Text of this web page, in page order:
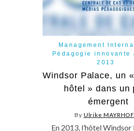
Management
Pédagogie innovante
2013
Windsor Palace, un
hôtel » dans un
émergent
By Ulrike
En 2013, l’hôtel Windsor